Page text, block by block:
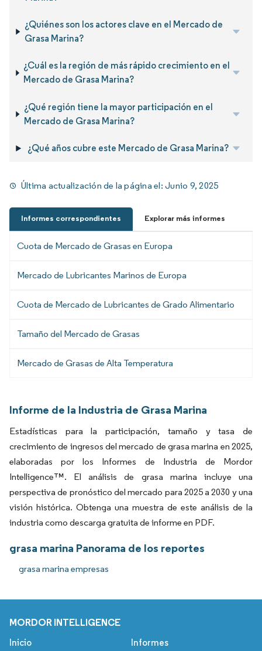
¿Quiénes son los actores clave en el Mercado de
Grasa Marina?
¿Cuál es la región de más rápido crecimiento en el
Mercado de Grasa Marina?
¿Qué región tiene la mayor participación en el
Mercado de Grasa Marina?
¿Qué años cubre este Mercado de Grasa Marina?
Última actualización de la página el:Junio 9, 2025
Informes correspondientes Explorar más informes
Cuota de Mercado de Grasas en Europa
Mercado de Lubricantes Marinos de Europa
Cuota de Mercado de Lubricantes de Grado Alimentario
Tamaño del Mercado de Grasas
Mercado de Grasas de Alta Temperatura
Informe de la Industria de Grasa Marina
Estadísticas para la participación, tamaño y tasa de
crecimiento de ingresos del mercado de grasa marina en 2025,
elaboradas por los Informes de Industria de Mordor
Intelligence™. El análisis de grasa marina incluye una
perspectiva de pronóstico del mercado para 2025 a 2030 y una
visión histórica. Obtenga una muestra de este análisis de la
industria como descarga gratuita de informe en PDF.
grasa marina Panorama de los reportes
grasa marina empresas
MORDOR INTELLIGENCE
Inicio Informes